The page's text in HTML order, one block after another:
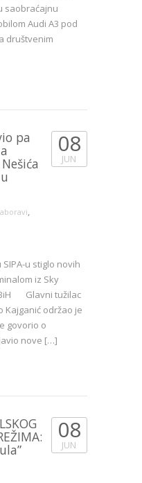
saobraćajnu
Audi A3 pod
društvenim
pa
,
08
JUN
u stiglo novih
iz Sky
BiH Glavni tužilac
Kajganić održao je
govorio o
nove […]
08
JUN